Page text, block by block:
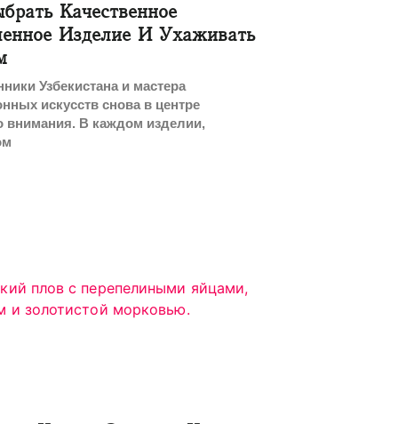
Качественное
Изделие И Ухаживать
Узбекистана и мастера
искусств снова в центре
внимания. В каждом изделии,